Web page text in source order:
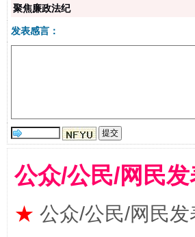
聚焦廉政法纪
发表感言：
公众/公民/网民
★ 公众/公民/网民